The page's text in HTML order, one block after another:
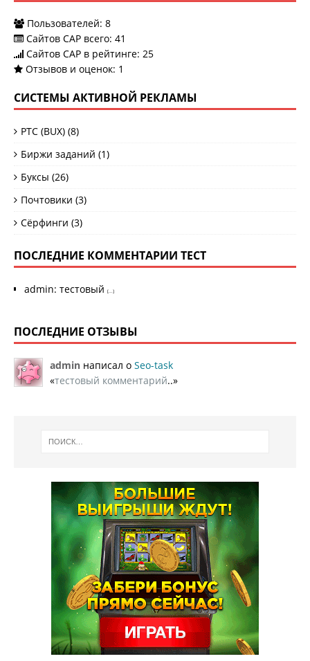
Пользователей: 8
Сайтов САР всего: 41
Сайтов САР в рейтинге: 25
Отзывов и оценок: 1
СИСТЕМЫ АКТИВНОЙ РЕКЛАМЫ
PTC (BUX) (8)
Биржи заданий (1)
Буксы (26)
Почтовики (3)
Сёрфинги (3)
ПОСЛЕДНИЕ КОММЕНТАРИИ ТЕСТ
admin: тестовый [...]
ПОСЛЕДНИЕ ОТЗЫВЫ
admin написал о Seo-task
«тестовый комментарий..»